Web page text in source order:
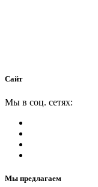
Сайт
Мы в соц. сетях:
Мы предлагаем